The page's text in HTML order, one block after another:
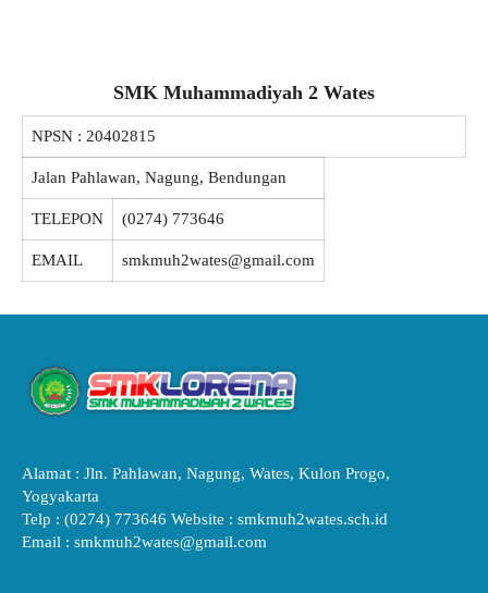
SMK Muhammadiyah 2 Wates
NPSN : 20402815
Jalan Pahlawan, Nagung, Bendungan
TELEPON (0274) 773646
EMAIL smkmuh2wates@gmail.com
Alamat : Jln. Pahlawan, Nagung, Wates, Kulon Progo,
Yogyakarta
Telp : (0274) 773646 Website : smkmuh2wates.sch.id
Email : smkmuh2wates@gmail.com